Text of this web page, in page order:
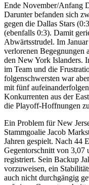
Ende November/Anfang
Darunter befanden sich
gegen die Dallas Stars
(ebenfalls 0:3). Damit
Abwärtsstrudel. Im
verlorenen Begegnungen
den New York Islanders.
im Team und die
folgenschwersten war
mit fünf
Konkurrenten aus der
die Playoff-Hoffnungen
Ein Problem für New
Stammgoalie Jacob
Jahren gespielt. Nach 44
Gegentorschnitt von 3,07
registriert. Sein Backup
vorzuweisen, ein
auch nicht durchgängig